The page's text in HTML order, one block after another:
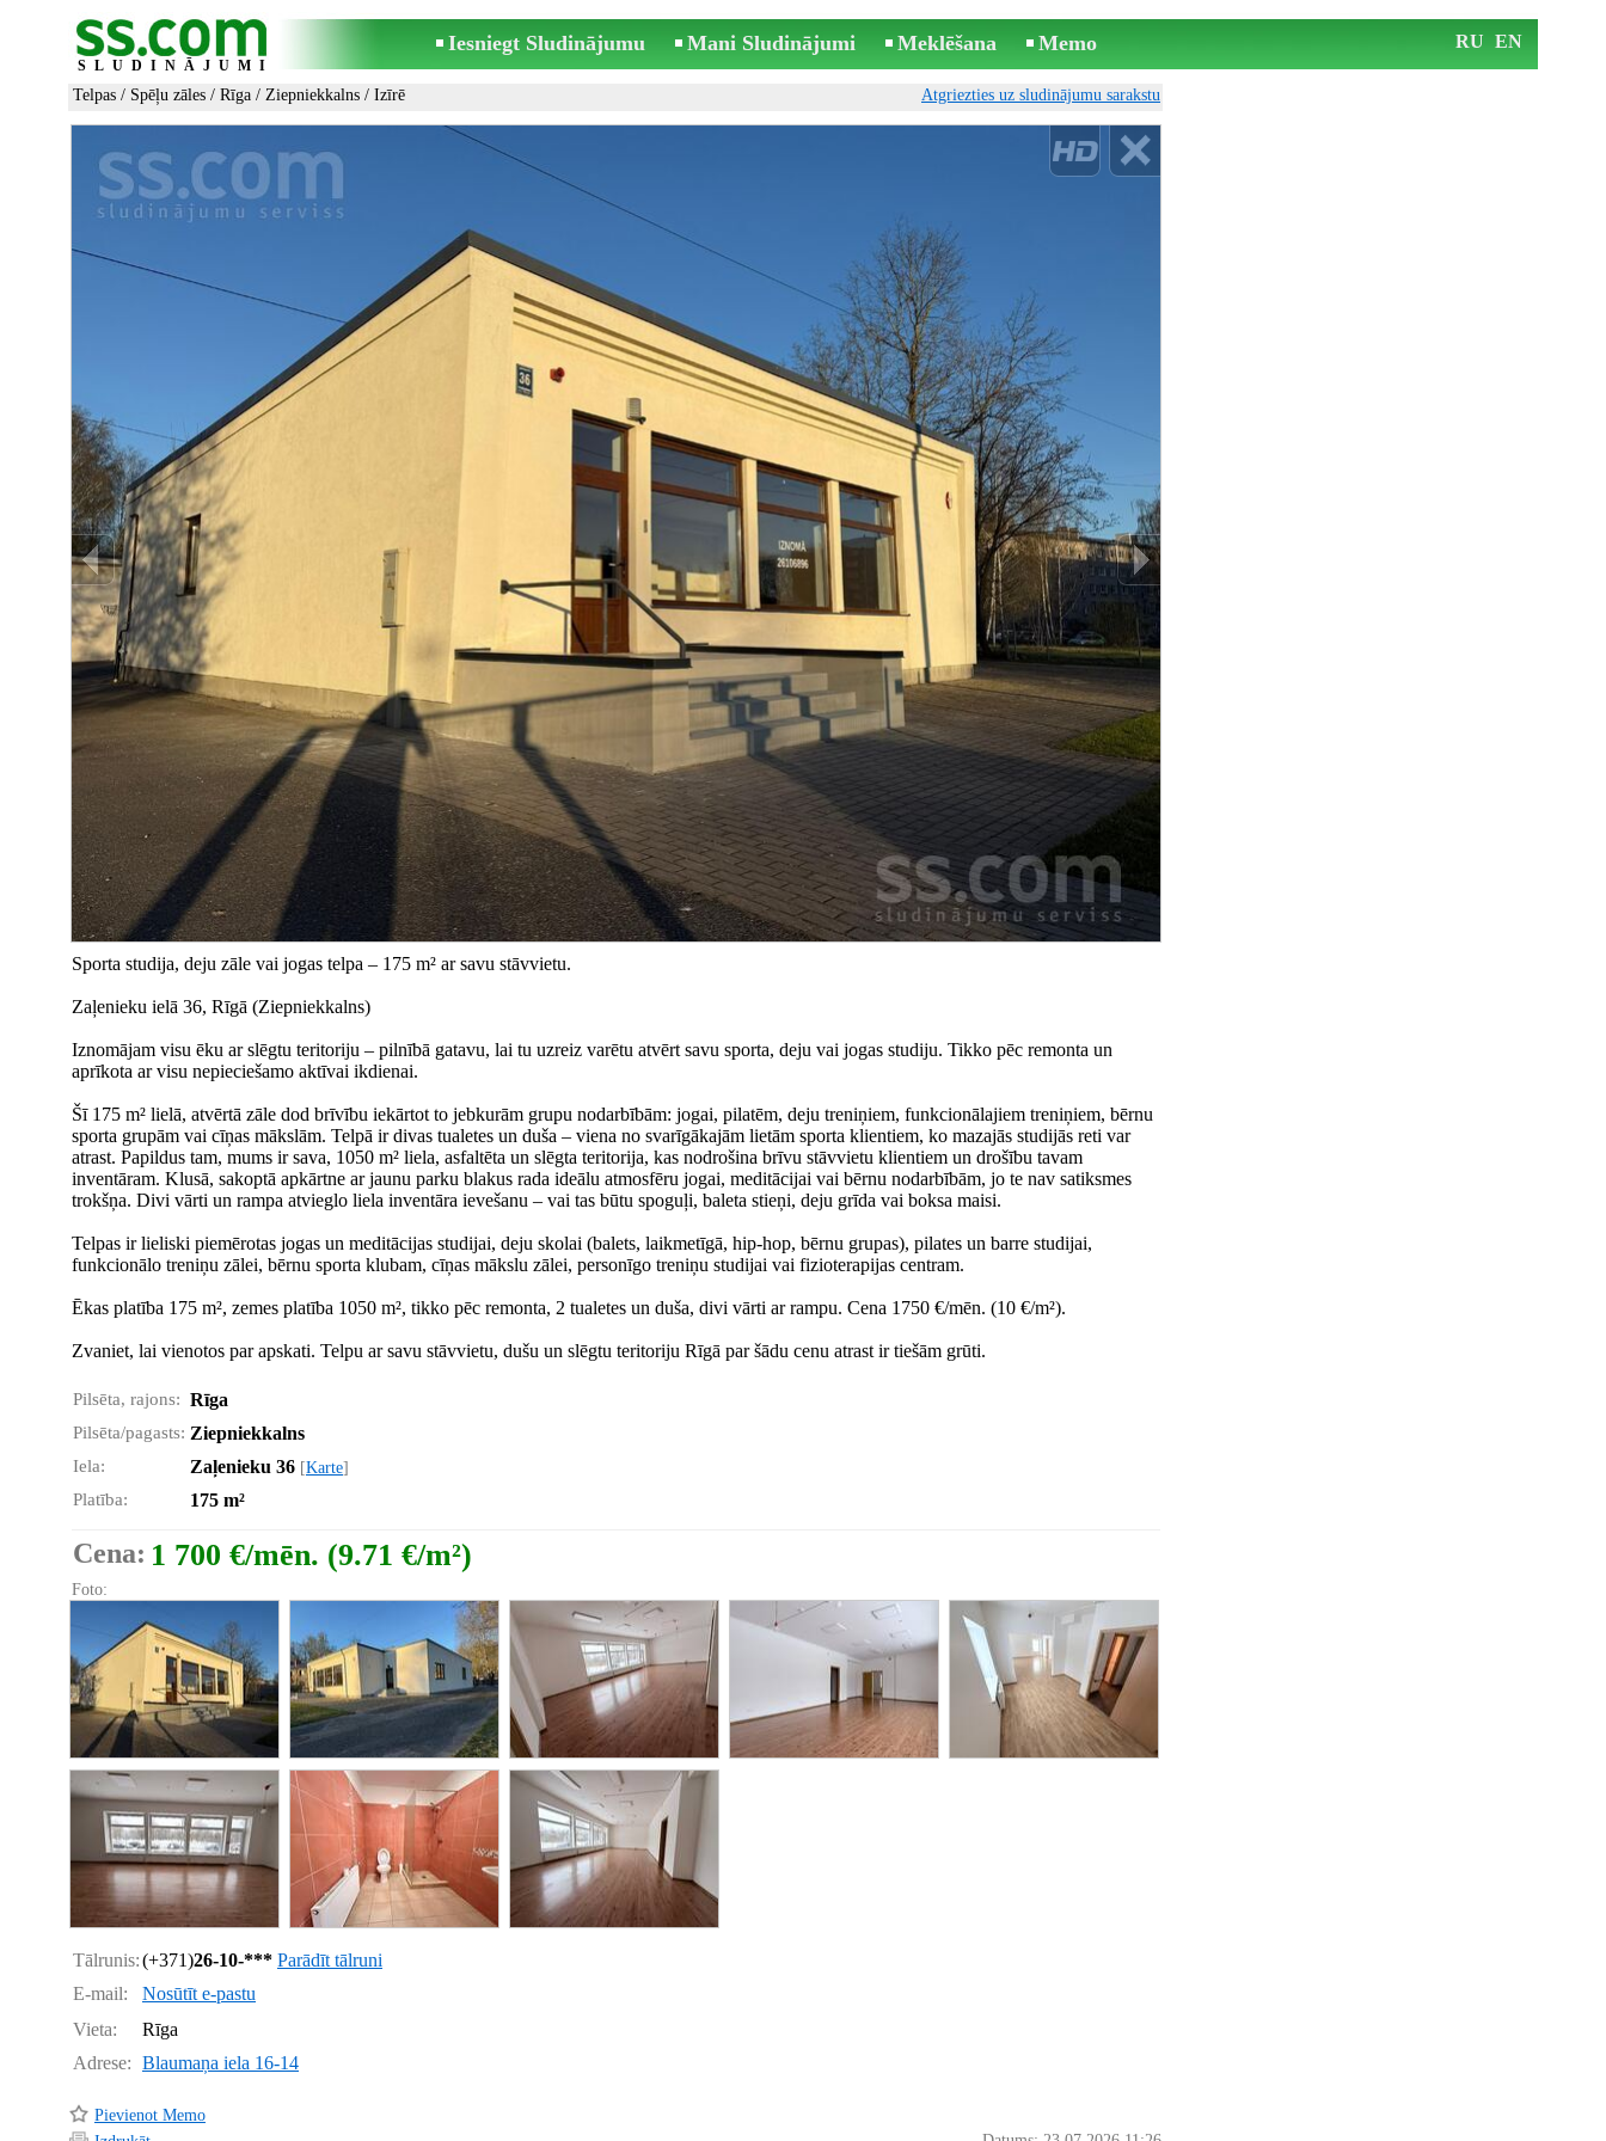
SLUDINĀJUMI
Iesniegt Sludinājumu Mani Sludinājumi Meklēšana Memo RU EN
Telpas / Spēļu zāles / Rīga / Ziepniekkalns / Izīrē Atgriezties uz sludinājumu sarakstu
Sporta studija, deju zāle vai jogas telpa – 175 m² ar savu stāvvietu.
Zaļenieku ielā 36, Rīgā (Ziepniekkalns)
Iznomājam visu ēku ar slēgtu teritoriju – pilnībā gatavu, lai tu uzreiz varētu atvērt savu sporta, deju vai jogas studiju. Tikko pēc remonta un
aprīkota ar visu nepieciešamo aktīvai ikdienai.
Šī 175 m² lielā, atvērtā zāle dod brīvību iekārtot to jebkurām grupu nodarbībām: jogai, pilatēm, deju treniņiem, funkcionālajiem treniņiem, bērnu
sporta grupām vai cīņas mākslām. Telpā ir divas tualetes un duša – viena no svarīgākajām lietām sporta klientiem, ko mazajās studijās reti var
atrast. Papildus tam, mums ir sava, 1050 m² liela, asfaltēta un slēgta teritorija, kas nodrošina brīvu stāvvietu klientiem un drošību tavam
inventāram. Klusā, sakoptā apkārtne ar jaunu parku blakus rada ideālu atmosfēru jogai, meditācijai vai bērnu nodarbībām, jo te nav satiksmes
trokšņa. Divi vārti un rampa atvieglo liela inventāra ievešanu – vai tas būtu spoguļi, baleta stieņi, deju grīda vai boksa maisi.
Telpas ir lieliski piemērotas jogas un meditācijas studijai, deju skolai (balets, laikmetīgā, hip-hop, bērnu grupas), pilates un barre studijai,
funkcionālo treniņu zālei, bērnu sporta klubam, cīņas mākslu zālei, personīgo treniņu studijai vai fizioterapijas centram.
Ēkas platība 175 m², zemes platība 1050 m², tikko pēc remonta, 2 tualetes un duša, divi vārti ar rampu. Cena 1750 €/mēn. (10 €/m²).
Zvaniet, lai vienotos par apskati. Telpu ar savu stāvvietu, dušu un slēgtu teritoriju Rīgā par šādu cenu atrast ir tiešām grūti.
Pilsēta, rajons: Rīga
Pilsēta/pagasts: Ziepniekkalns
Iela: Zaļenieku 36 [Karte]
Platība: 175 m²
Cena: 1 700 €/mēn. (9.71 €/m²)
Foto:
Tālrunis:(+371)26-10-*** Parādīt tālruni
E-mail:
Nosūtīt e-pastu
Vieta:
Rīga
Adrese: Blaumaņa iela 16-14
Pievienot Memo